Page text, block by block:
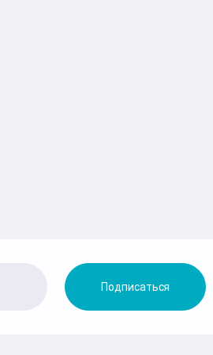
Подписаться